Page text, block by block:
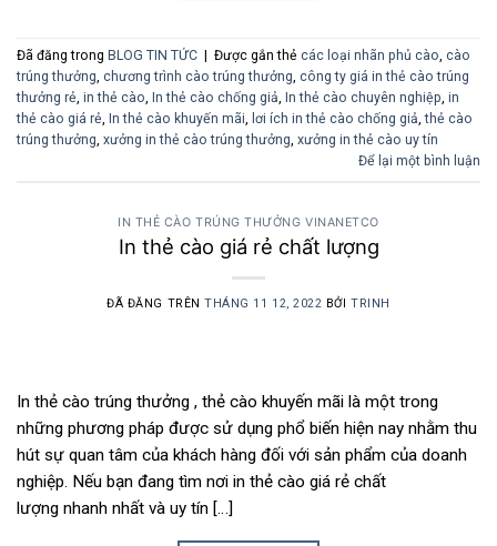
Đã đăng trong BLOG TIN TỨC Được gắn thẻ các loại nhãn phủ cào, cào
trúng thưởng, chương trình cào trúng thưởng, công ty giá in thẻ cào trúng
thưởng rẻ, in thẻ cào, In thẻ cào chống giả, In thẻ cào chuyên nghiệp, in
thẻ cào giá rẻ, In thẻ cào khuyến mãi, lơi ích in thẻ cào chống giả,thẻ cào
trúng thưởng, xưởng in thẻ cào trúng thưởng, xưởng in thẻ cào uy tín
Để lại một bình luận
IN THẺ CÀO TRÚNG THƯỞNG VINANETCO
In thẻ cào giá rẻ chất lượng
ĐÃ ĐĂNG TRÊNTHÁNG 11 12, 2022 BỞITRINH
In thẻ cào trúng thưởng , thẻ cào khuyến mãi là một trong
những phương pháp được sử dụng phổ biến hiện nay nhằm thu
hút sự quan tâm của khách hàng đối với sản phẩm của doanh
nghiệp. Nếu bạn đang tìm nơi in thẻ cào giá rẻ chất
lượng nhanh nhất và uy tín […]